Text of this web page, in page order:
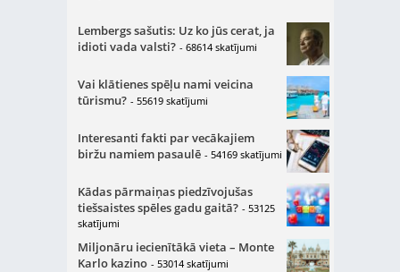
Lembergs sašutis: Uz ko jūs cerat, ja
idioti vada valsti? - 68614 skatījumi
Vai klātienes spēļu nami veicina
tūrismu? - 55619 skatījumi
Interesanti fakti par vecākajiem
biržu namiem pasaulē - 54169 skatījumi
Kādas pārmaiņas piedzīvojušas
tiešsaistes spēles gadu gaitā? - 53125
skatījumi
Miljonāru iecienītākā vieta – Monte
Karlo kazino - 53014 skatījumi